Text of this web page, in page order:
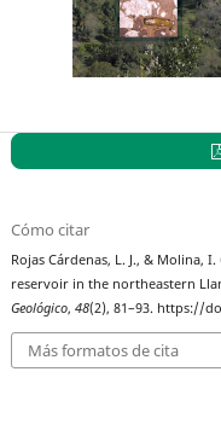
Cómo citar
Rojas Cárdenas, L. J., & Molina,
reservoir in the northeastern
Geológico,48(2), 81–93. https://
Más formatos de cita